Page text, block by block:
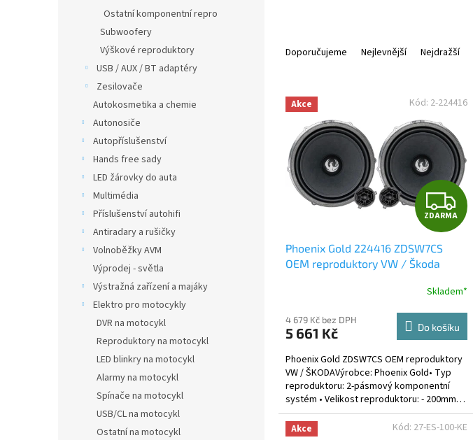
Ostatní komponentní repro
Subwoofery
Výškové reproduktory
USB / AUX / BT adaptéry
Zesilovače
Autokosmetika a chemie
Autonosiče
Autopříslušenství
Hands free sady
LED žárovky do auta
Multimédia
Příslušenství autohifi
Antiradary a rušičky
Volnoběžky AVM
Výprodej - světla
Výstražná zařízení a majáky
Elektro pro motocykly
DVR na motocykl
Reproduktory na motocykl
LED blinkry na motocykl
Alarmy na motocykl
Spínače na motocykl
USB/CL na motocykl
Ostatní na motocykl
n
Doporučujeme Nejlevnější Nejdražší
V Akce
Z
D
R
M
A
ZDARMA
Phoenix Gold 224416 ZDSW7CS
OEM reproduktory VW / Škoda
Skladem*
4 679 Kč bez DPH
5 661 Kč Do košíku
Phoenix Gold ZDSW7CS OEM reproduktory
VW / ŠKODAVýrobce: Phoenix Gold• Typ
reproduktoru: 2-pásmový komponentní
systém • Velikost reproduktoru: - 200mm…
Kód: 2-224416
Akce Kód: 27-ES-100-KE